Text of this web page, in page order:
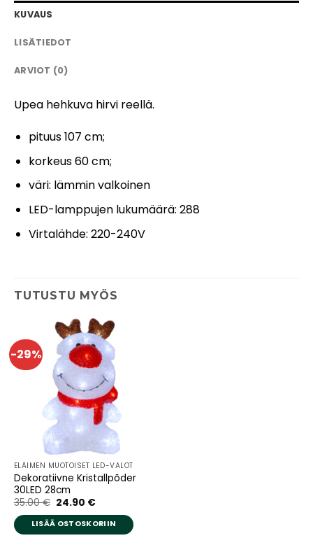
KUVAUS
LISÄTIEDOT
ARVIOT (0)
Upea hehkuva hirvi reellä.
pituus 107 cm;
korkeus 60 cm;
väri: lämmin valkoinen
LED-lamppujen lukumäärä: 288
Virtalähde: 220-240V
TUTUSTU MYÖS
-29%
ELÄIMEN MUOTOISET LED-VALOT
Dekoratiivne Kristallpõder
30LED 28cm
35.00€ Alkuperäinen
oli:
35.00 €.
24.90 €Nykyinen
on:
24.90 €.
LISÄÄ OSTOSKORIIN